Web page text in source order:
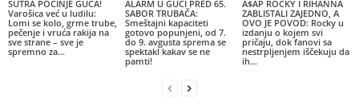
SUTRA POČINJE GUČA!
Varošica već u ludilu:
Lomi se kolo, grme trube,
pečenje i vruća rakija na
sve strane – sve je
spremno za...
ALARM U GUČI PRED 65.
SABOR TRUBAČA:
Smeštajni kapaciteti
gotovo popunjeni, od 7.
do 9. avgusta sprema se
spektakl kakav se ne
pamti!
A$AP ROCKY I RIHANNA
ZABLISTALI ZAJEDNO, A
OVO JE POVOD: Rocky u
izdanju o kojem svi
pričaju, dok fanovi sa
nestrpljenjem iščekuju da
ih...